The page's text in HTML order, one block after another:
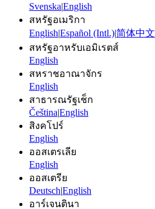
SvenskaEnglish
สหรัฐอเมริกา
EnglishEspañol (Intl.)简体中文
สหรัฐอาหรับเอมิเรตส์
English
สหราชอาณาจักร
English
สาธารณรัฐเช็ก
ČeštinaEnglish
สิงคโปร์
English
ออสเตรเลีย
English
ออสเตรีย
DeutschEnglish
อาร์เจนตินา